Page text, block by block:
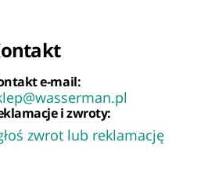
e-mail:
i zwroty:
zwrot lub reklamację